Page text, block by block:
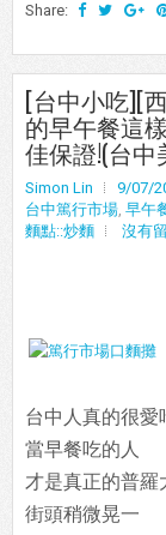
Share:
[台中小吃][
的早午餐這
佳保證!(台
Simon Lin 9/07/
台中篤行市場, 早午
麵點::炒麵
沒有
台中人真的很愛
當早餐吃的人
才是真正的普羅
街頭稍微晃一